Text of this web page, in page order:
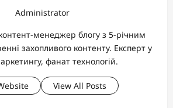
Administrator
менеджер блогу з 5-річним
захопливого контенту. Експерт у
фанат технологій.
View All Posts